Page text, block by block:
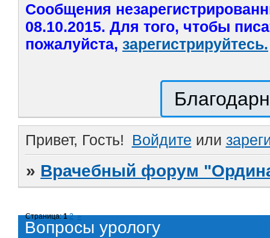
Сообщения
08.10.2015. Для того, чтобы
пожалуйста, зарегистрируйтесь.
Привет, Гость! Войдите или
» Врачебный форум
Вопросы урологу
Страница:1 2 »